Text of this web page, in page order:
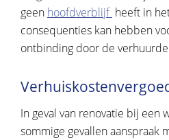
geen hoofdverblijf heeft in
consequenties kan hebben
ontbinding door de
In geval van renovatie bij een
sommige gevallen aanspraak